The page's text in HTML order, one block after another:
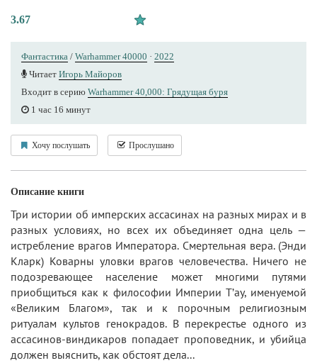
3.67
Фантастика / Warhammer 40000 · 2022
Читает Игорь Майоров
Входит в серию Warhammer 40,000: Грядущая буря
1 час 16 минут
Хочу послушать Прослушано
Описание книги
Три истории об имперских ассасинах на разных мирах и в
разных условиях, но всех их объединяет одна цель —
истребление врагов Императора. Смертельная вера. (Энди
Кларк) Коварны уловки врагов человечества. Ничего не
подозревающее население может многими путями
приобщиться как к философии Империи Т’ау, именуемой
«Великим Благом», так и к порочным религиозным
ритуалам культов генокрадов. В перекрестье одного из
ассасинов-виндикаров попадает проповедник, и убийца
должен выяснить, как обстоят дела...